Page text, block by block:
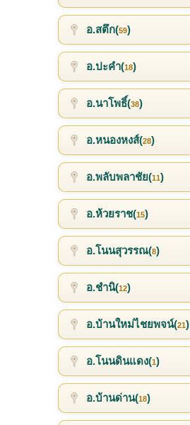
อ.สตึก(59)
อ.ปะคำ(18)
อ.นาโพธิ์(38)
อ.หนองหงส์(28)
อ.พลับพลาชัย(11)
อ.ห้วยราช(15)
อ.โนนสุวรรณ(8)
อ.ชำนิ(12)
อ.บ้านใหม่ไชยพจน์(21)
อ.โนนดินแดง(1)
อ.บ้านด่าน(18)